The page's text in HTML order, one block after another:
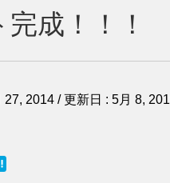
成！！！
27, 2014 / 更新日 : 5月 8,